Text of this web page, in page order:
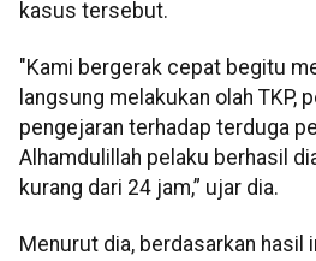
kasus tersebut.
"Kami bergerak cepat begitu
langsung melakukan olah TKP,
pengejaran terhadap terduga
Alhamdulillah pelaku berhasil
kurang dari 24 jam,” ujar dia.
Menurut dia, berdasarkan hasil